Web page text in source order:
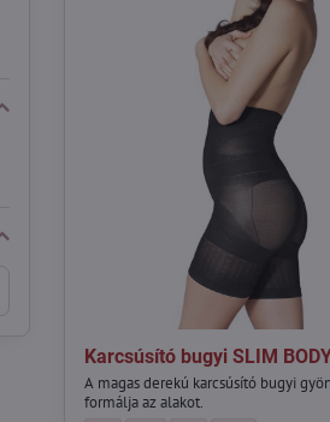
Karcsúsító bugyi SLIM
A magas derekú karcsúsító bugyi
formálja az alakot.